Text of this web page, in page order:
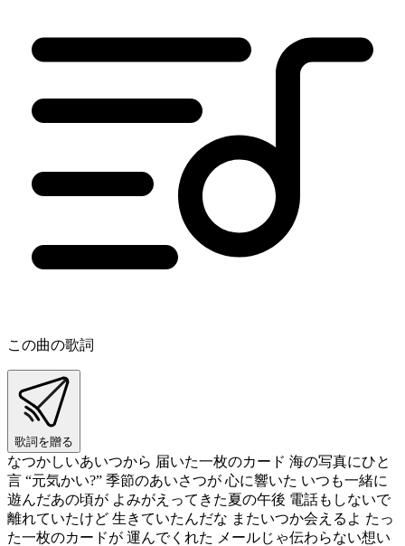
この曲の歌詞
歌詞を贈る
なつかしいあいつから 届いた一枚のカード 海の写真にひと
言 “元気かい?” 季節のあいさつが 心に響いた いつも一緒に
遊んだあの頃が よみがえってきた夏の午後 電話もしないで
離れていたけど 生きていたんだな またいつか会えるよ たっ
た一枚のカードが 運んでくれた メールじゃ伝わらない想い